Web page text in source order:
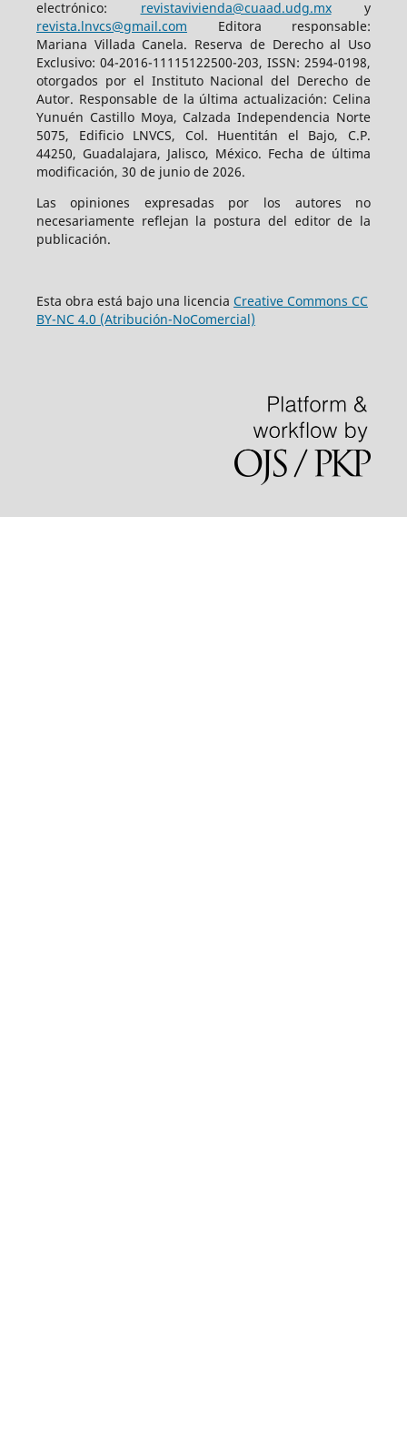
electrónico: revistavivienda@cuaad.udg.mxy
revista.lnvcs@gmail.com Editora responsable:
Mariana Villada Canela. Reserva de Derecho al Uso
Exclusivo: 04-2016-11115122500-203, ISSN: 2594-0198,
otorgados por el Instituto Nacional del Derecho de
Autor. Responsable de la última actualización: Celina
Yunuén Castillo Moya, Calzada Independencia Norte
5075, Edificio LNVCS, Col. Huentitán el Bajo, C.P.
44250, Guadalajara, Jalisco, México. Fecha de última
modificación, 30 de junio de 2026.
Las opiniones expresadas por los autores no
necesariamente reflejan la postura del editor de la
publicación.
Esta obra está bajo una licencia Creative Commons CC
BY-NC 4.0 (Atribución-NoComercial)